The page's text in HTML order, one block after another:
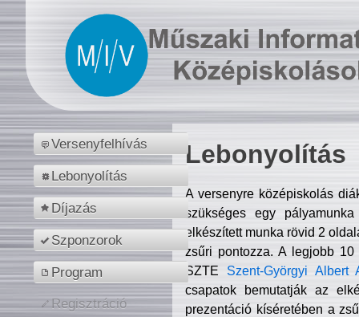
Versenyfelhívás
Lebonyolítás
Díjazás
Szponzorok
Program
Regisztráció
Lebonyolítás
A versenyre középiskolás
szükséges egy
elkészített munka rövid 2
zsűri pontozza. A legjobb
SZTE Szent-Györgyi Albert
csapatok bemutatják az
prezentáció kíséretében a